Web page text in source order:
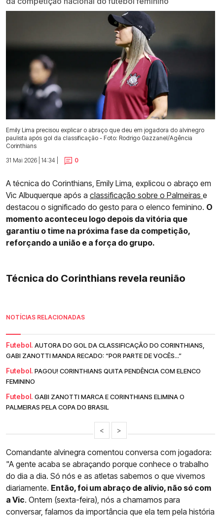
Emily Lima precisou explicar o abraço que deu em jogadora do alvinegro
paulista após gol da classificação - Foto: Rodrigo Gazzanel/Agência
Corinthians
31 Mai 2026 | 14:34 |
0
A técnica do Corinthians, Emily Lima, explicou o abraço em
Vic Albuquerque após a classificação sobre o Palmeiras e
destacou o significado do gesto para o elenco feminino. O
momento aconteceu logo depois da vitória que
garantiu o time na próxima fase da competição,
reforçando a união e a força do grupo.
Técnica do Corinthians revela reunião
NOTÍCIAS RELACIONADAS
Futebol. AUTORA DO GOL DA CLASSIFICAÇÃO DO CORINTHIANS,
GABI ZANOTTI MANDA RECADO: “POR PARTE DE VOCÊS...”
Futebol. PAGOU! CORINTHIANS QUITA PENDÊNCIA COM ELENCO
FEMININO
Futebol. GABI ZANOTTI MARCA E CORINTHIANS ELIMINA O
PALMEIRAS PELA COPA DO BRASIL
< >
Comandante alvinegra comentou conversa com jogadora:
"A gente acaba se abraçando porque conhece o trabalho
do dia a dia. Só nós e as atletas sabemos o que vivemos
diariamente. Então, foi um abraço de alívio, não só com
a Vic. Ontem (sexta-feira), nós a chamamos para
conversar, falamos da importância que ela tem pela história